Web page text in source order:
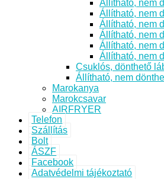
Állítható, nem
Állítható, nem
Állítható, nem
Állítható, nem
Állítható, nem
Állítható, nem
Csuklós, dönthető
Állítható, nem
Marokanya
Marokcsavar
AIRFRYER
Telefon
Szállítás
Bolt
ÁSZF
Facebook
Adatvédelmi tájékoztató